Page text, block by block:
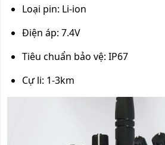
Loại pin: Li-ion
Điện áp: 7.4V
Tiêu chuẩn bảo vệ: IP67
Cự li: 1-3km